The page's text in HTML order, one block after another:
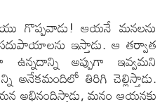
గొప్పవాడు! ఆయనే మనలను
ఇస్తాడు. ఆ తర్వాత
అప్పుగా ఇవ్వమని
అనేకమందిలో తిరిగి చెల్లిస్తాడు.
అభినందిస్తాడు, మనం ఆయనకు